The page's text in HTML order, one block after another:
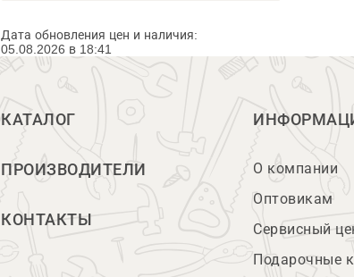
Дата обновления цен и наличия:
05.08.2026 в 18:41
КАТАЛОГ
ПРОИЗВОДИТЕЛИ
КОНТАКТЫ
О компании
Оптовикам
Сервисный
Подарочные